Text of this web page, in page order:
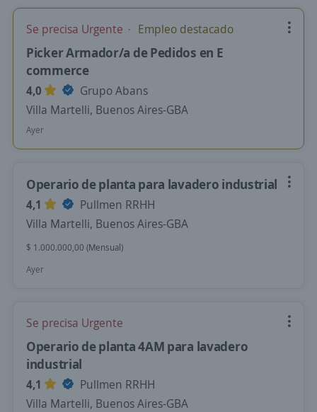
Se precisa Urgente Empleo destacado
Picker Armador/a de Pedidos en E
commerce
4,0
Grupo Abans
Villa Martelli, Buenos Aires-GBA
Ayer
Operario de planta para lavadero industrial
4,1
Pullmen RRHH
Villa Martelli, Buenos Aires-GBA
$ 1.000.000,00 (Mensual)
Ayer
Se precisa Urgente
Operario de planta 4AM para lavadero
industrial
4,1
Pullmen RRHH
Villa Martelli, Buenos Aires-GBA